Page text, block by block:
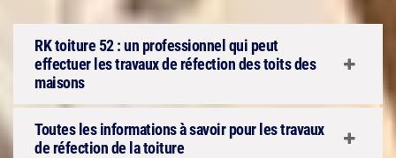
RK toiture 52 : un professionnel qui peut
effectuer les travaux de réfection des toits des
maisons
Toutes les informations à savoir pour les travaux
de réfection de la toiture